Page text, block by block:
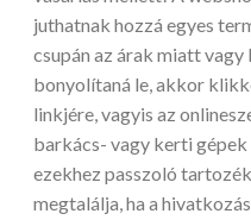
juthatnak hozzá egyes
csupán az árak miatt
bonyolítaná le, akkor
linkjére, vagyis az
barkács- vagy kerti
ezekhez passzoló
megtalálja, ha a